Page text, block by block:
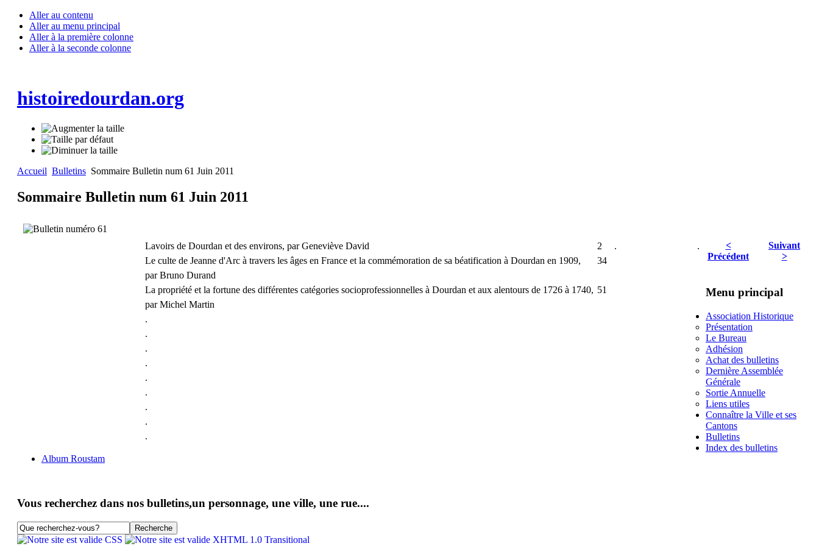
Aller au contenu
Aller au menu principal
Aller à la première colonne
Aller à la seconde colonne
histoiredourdan.org
Accueil Bulletins Sommaire Bulletin num 61 Juin 2011
Sommaire Bulletin num 61 Juin 2011
Lavoirs de Dourdan et des environs, par Geneviève David 2
. .
Le culte de Jeanne d'Arc à travers les âges en France et la commémoration de sa béatification à Dourdan en 1909,
34
par Bruno Durand
La propriété et la fortune des différentes catégories socioprofessionnelles à Dourdan et aux alentours de 1726 à 1740, 51
par Michel Martin
.
.
.
.
.
.
.
.
.
<
Précédent
Suivant
>
Menu principal
Association Historique
Présentation
Le Bureau
Adhésion
Achat des bulletins
Dernière Assemblée
Générale
Sortie Annuelle
Liens utiles
Connaître la Ville et ses
Cantons
Bulletins
Index des bulletins
Album Roustam
Vous recherchez dans nos bulletins,un personnage, une ville, une rue....